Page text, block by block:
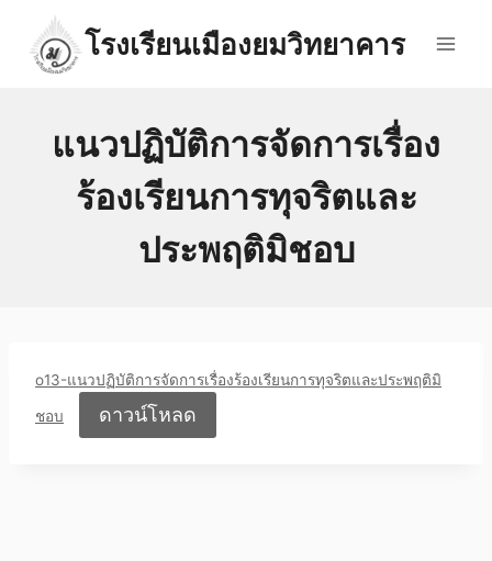
content
โรงเรียนเมืองยมวิทยาคาร
แนวปฏิบัติการจัดการเรื่อง
ร้องเรียนการทุจริตและ
ประพฤติมิชอบ
o13-แนวปฏิบัติการจัดการเรื่องร้องเรียนการทุจริตและประพฤติมิ
ชอบ ดาวน์โหลด